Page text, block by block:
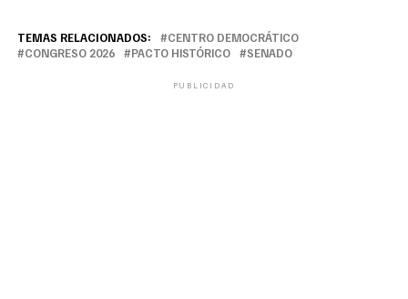
TEMAS RELACIONADOS:
CENTRO DEMOCRÁTICO
CONGRESO 2026
PACTO HISTÓRICO SENADO
PUBLICIDAD